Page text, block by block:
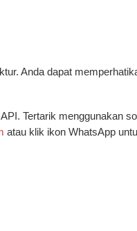
Anda dapat
Tertarik menggunakan
atau klik ikon WhatsApp